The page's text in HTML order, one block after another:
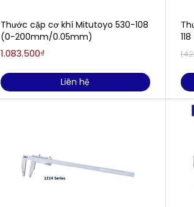
Thước cặp cơ khí Mitutoyo 530-108
(0-200mm/0.05mm)
1.083.500₫
Liên hệ